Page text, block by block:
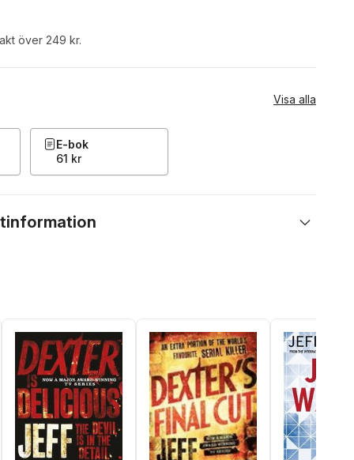
över 249 kr.
Visa alla
E-bok
61 kr